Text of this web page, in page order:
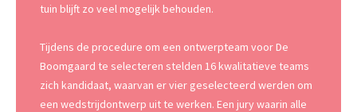
tuin blijft zo veel mogelijk behouden.
Tijdens de procedure om een ontwerpteam voor De
Boomgaard te selecteren stelden 16 kwalitatieve teams
zich kandidaat, waarvan er vier geselecteerd werden om
een wedstrijdontwerp uit te werken. Een jury waarin alle